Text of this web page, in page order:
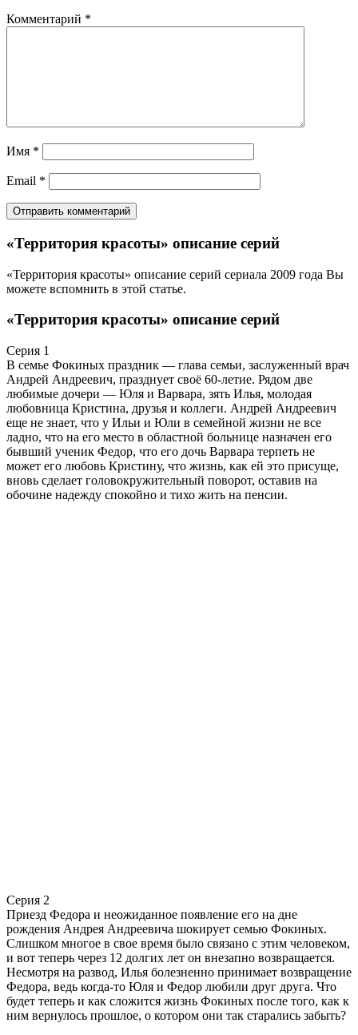
Комментарий *
Имя *
Email *
«Территория красоты» описание серий
«Территория красоты» описание серий сериала 2009 года Вы
можете вспомнить в этой статье.
«Территория красоты» описание серий
Серия 1
В семье Фокиных праздник — глава семьи, заслуженный врач
Андрей Андреевич, празднует своё 60-летие. Рядом две
любимые дочери — Юля и Варвара, зять Илья, молодая
любовница Кристина, друзья и коллеги. Андрей Андреевич
еще не знает, что у Ильи и Юли в семейной жизни не все
ладно, что на его место в областной больнице назначен его
бывший ученик Федор, что его дочь Варвара терпеть не
может его любовь Кристину, что жизнь, как ей это присуще,
вновь сделает головокружительный поворот, оставив на
обочине надежду спокойно и тихо жить на пенсии.
Серия 2
Приезд Федора и неожиданное появление его на дне
рождения Андрея Андреевича шокирует семью Фокиных.
Слишком многое в свое время было связано с этим человеком,
и вот теперь через 12 долгих лет он внезапно возвращается.
Несмотря на развод, Илья болезненно принимает возвращение
Федора, ведь когда-то Юля и Федор любили друг друга. Что
будет теперь и как сложится жизнь Фокиных после того, как к
ним вернулось прошлое, о котором они так старались забыть?